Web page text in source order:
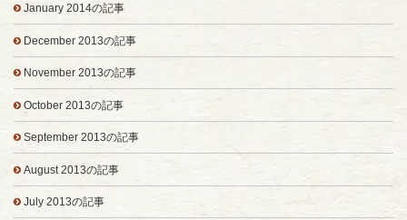
January 2014の記事
December 2013の記事
November 2013の記事
October 2013の記事
September 2013の記事
August 2013の記事
July 2013の記事